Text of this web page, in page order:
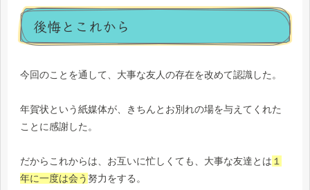
後悔とこれから
今回のことを通して、大事な友人の存在を改めて認識した。
年賀状という紙媒体が、きちんとお別れの場を与えてくれた
ことに感謝した。
だからこれからは、お互いに忙しくても、大事な友達とは １
年に一度は会う 努力をする。